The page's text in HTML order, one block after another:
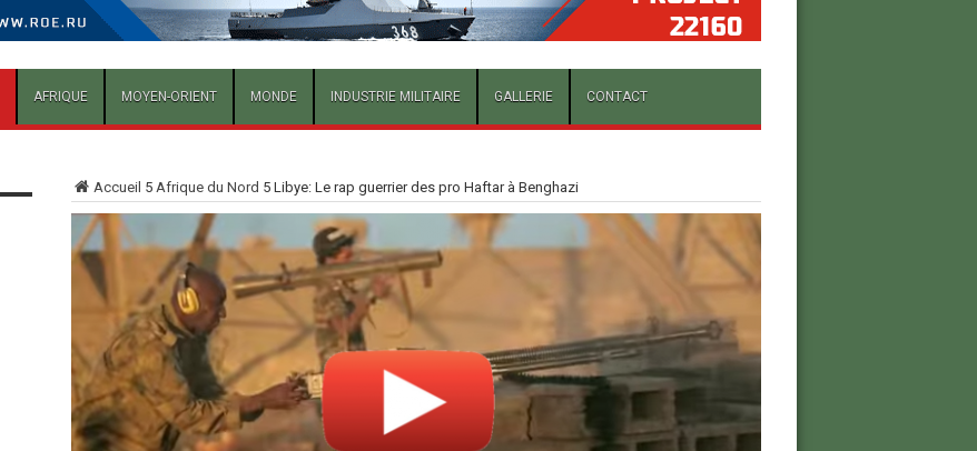
AFRIQUE MOYEN-ORIENT MONDE INDUSTRIE MILITAIRE GALLERIE CONTACT
Accueil 5 Afrique du Nord 5 Libye: Le rap guerrier des pro Haftar à Benghazi